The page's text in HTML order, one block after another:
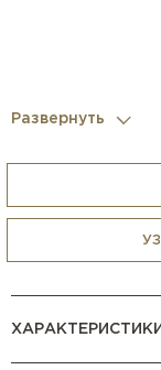
Развернуть
ХАРАКТЕРИСТИКИ